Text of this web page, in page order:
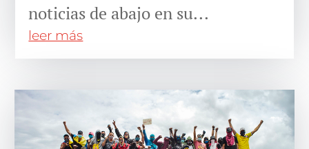
noticias de abajo en su...
leer más